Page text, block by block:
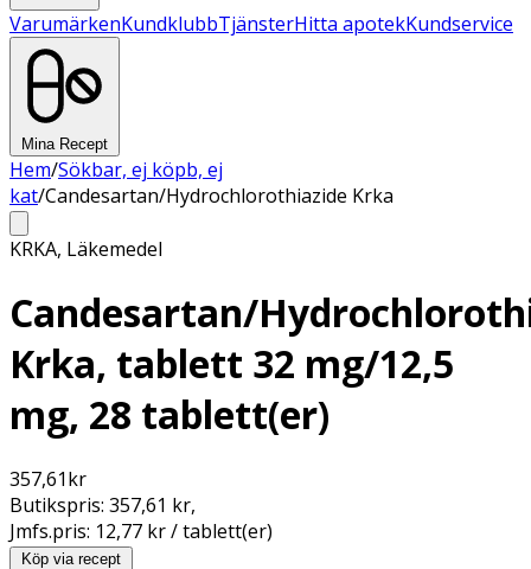
VarumärkenKundklubbTjänsterHitta apotekKundservice
Mina Recept
Hem/Sökbar, ej köpb, ej
kat/Candesartan/Hydrochlorothiazide Krka
KRKA, Läkemedel
Candesartan/
Krka, tablett 32 mg/12,5
mg, 28 tablett(er)
357,61kr
Butikspris: 357,61 kr,
Jmfs.pris: 12,77 kr / tablett(er)
Köp via recept